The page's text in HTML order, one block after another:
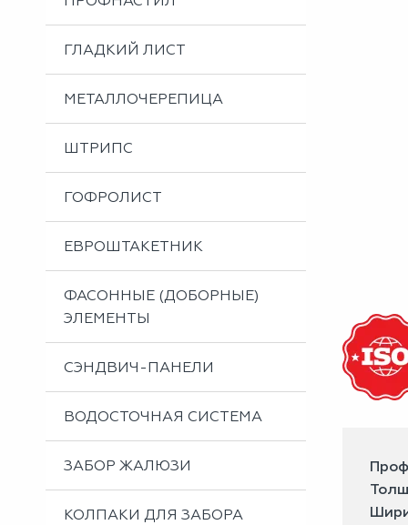
Металлоизделия
Проектирование вентилируемых фасадов
Вальцовка листового металла
ГЛАДКИЙ ЛИСТ
МЕТАЛЛОЧЕРЕПИЦА
ШТРИПС
ГОФРОЛИСТ
ЕВРОШТАКЕТНИК
ФАСОННЫЕ (ДОБОРНЫЕ)
ЭЛЕМЕНТЫ
СЭНДВИЧ-ПАНЕЛИ
ВОДОСТОЧНАЯ СИСТЕМА
ЗАБОР ЖАЛЮЗИ
КОЛПАКИ ДЛЯ ЗАБОРА